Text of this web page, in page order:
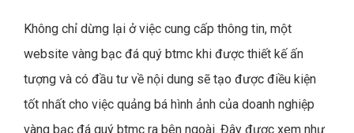
Không chỉ dừng lại ở việc cung cấp thông tin, một
website vàng bạc đá quý btmc khi được thiết kế ấn
tượng và có đầu tư về nội dung sẽ tạo được điều kiện
tốt nhất cho việc quảng bá hình ảnh của doanh nghiệp
vàng bạc đá quý btmc ra bên ngoài. Đây được xem như